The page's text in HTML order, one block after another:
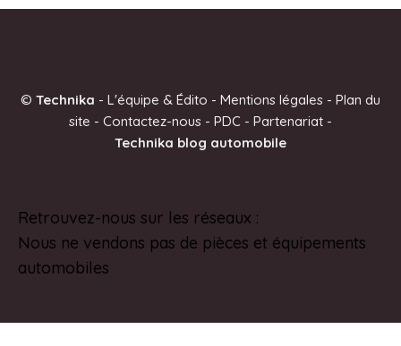
© Technika - L'équipe & Édito - Mentions légales - Plan du
site - Contactez-nous - PDC - Partenariat -
Technika blog automobile
Retrouvez-nous sur les réseaux :
Nous ne vendons pas de pièces et équipements
automobiles